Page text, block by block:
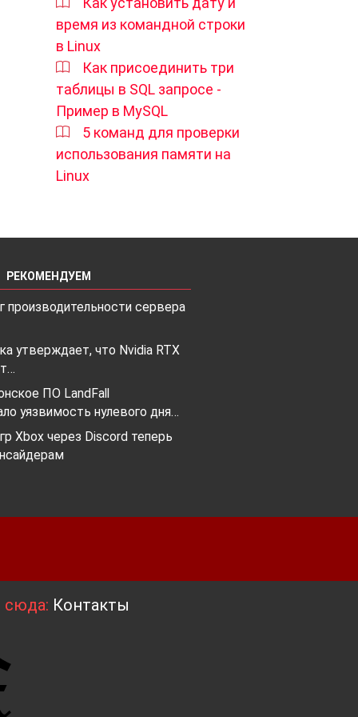
время из командной строки
в Linux
Как присоединить три
таблицы в SQL запросе -
Пример в MySQL
5 команд для проверки
использования памяти на
Linux
РЕКОМЕНДУЕМ
производительности сервера
утверждает, что Nvidia RTX
ПО LandFall
уязвимость нулевого дня…
Xbox через Discord теперь
сюда: Контакты